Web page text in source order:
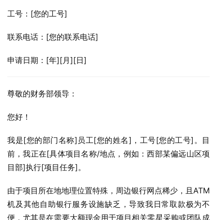
工号：[您的工号]
联系电话：[您的联系电话]
申请日期：[年][月][日]
尊敬的财务部领导：
您好！
我是[您的部门名称]员工[您的姓名]，工号[您的工号]。目
前，我正在[具体项目名称/地点，例如：西部某偏远山区项
目部]执行[项目任务]。
由于项目所在地地理位置特殊，周边银行网点稀少，且ATM
机及其他自助银行服务设施缺乏，导致我日常取款极为不
便，尤其是在需要大额现金用于项目相关零星采购或团队成